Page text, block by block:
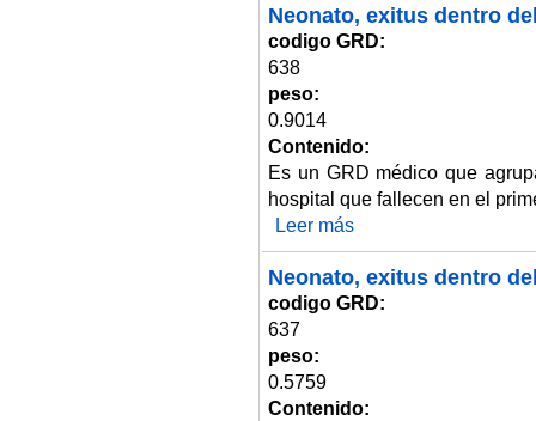
Neonato, exitus dentro
codigo GRD:
638
peso:
0.9014
Contenido:
Es un GRD médico que
hospital que fallecen en el
Leer más
Neonato, exitus dentro
codigo GRD:
637
peso:
0.5759
Contenido: